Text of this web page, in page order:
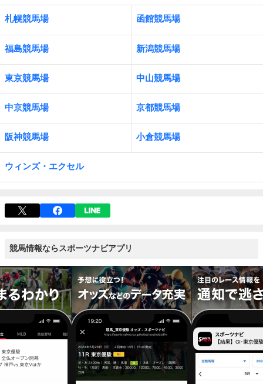
札幌競馬場 函館競馬場
福島競馬場 新潟競馬場
東京競馬場 中山競馬場
中京競馬場 京都競馬場
阪神競馬場 小倉競馬場
ウィンズ・エクセル
競馬情報ならスポーツナビアプリ